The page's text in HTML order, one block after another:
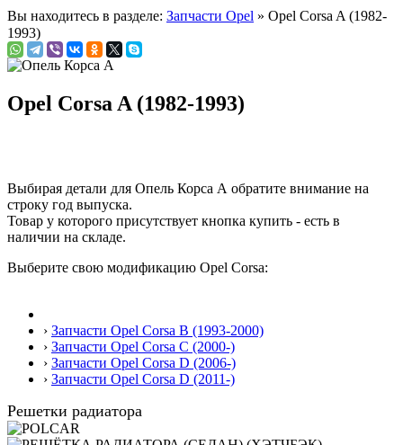
Вы находитесь в разделе: Запчасти Opel » Opel Corsa A (1982-
1993)
Opel Corsa A (1982-1993)
Выбирая детали для Опель Корса А обратите внимание на
строку год выпуска.
Товар у которого присутствует кнопка купить - есть в
наличии на складе.
Выберите свою модификацию Opel Corsa:
› Запчасти Opel Corsa B (1993-2000)
› Запчасти Opel Corsa C (2000-)
› Запчасти Opel Corsa D (2006-)
› Запчасти Opel Corsa D (2011-)
Решетки радиатора